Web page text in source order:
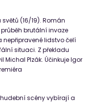
světů (16/19). Román
brutální invaze
nepřipravené lidstvo čelí
situaci. Z překladu
Plzák. Účinkuje Igor
scény vybírají a